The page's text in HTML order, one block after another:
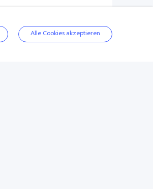
Alle Cookies akzeptieren